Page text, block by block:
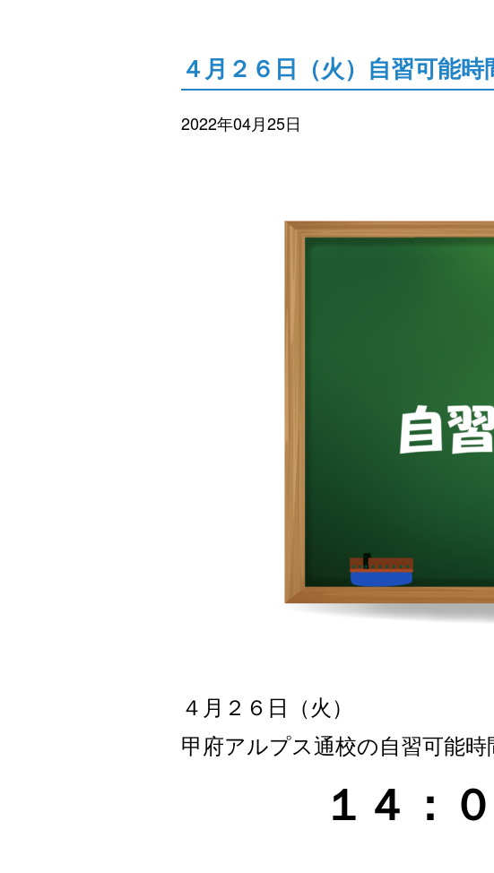
４月２６日（火）自習可能時
2022年04月25日
４月２６日（火）
甲府アルプス通校の自習可能時
１４：